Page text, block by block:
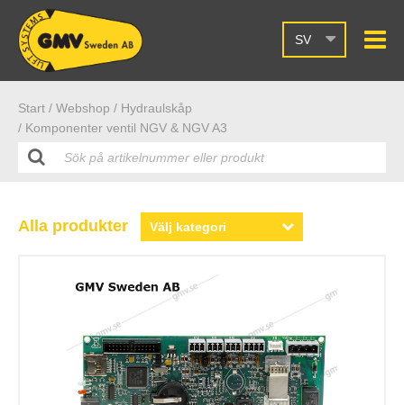
SV
Start / Webshop / Hydraulskåp
/ Komponenter ventil NGV & NGV A3
Alla produkter